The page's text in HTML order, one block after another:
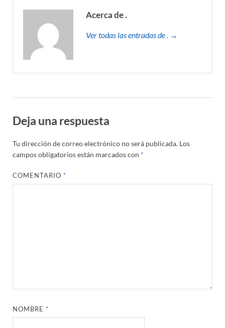
Acerca de .
Ver todas las entradas de . →
Deja una respuesta
Tu dirección de correo electrónico no será publicada. Los
campos obligatorios están marcados con *
COMENTARIO*
NOMBRE*